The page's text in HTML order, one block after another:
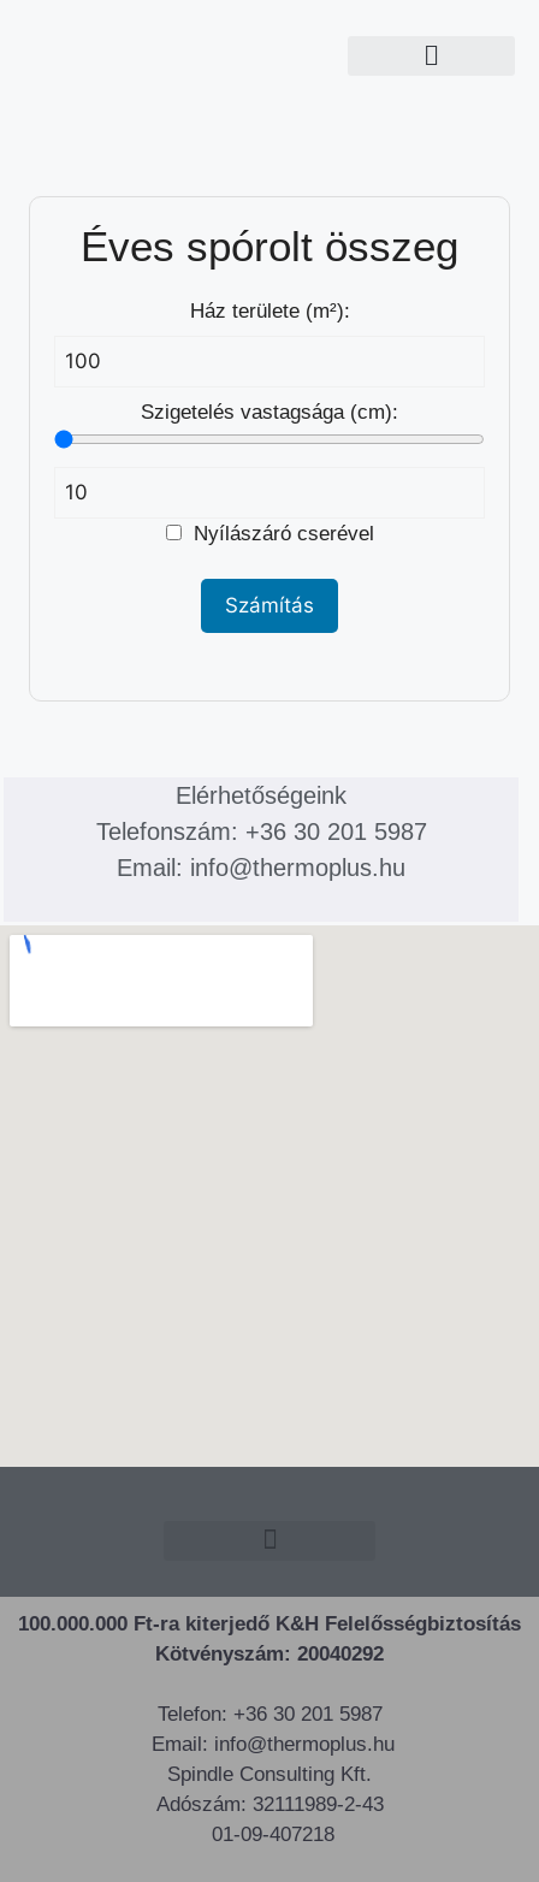
Éves spórolt összeg
Ház területe (m²):
Szigetelés vastagsága (cm):
Nyílászáró cserével
Számítás
Elérhetőségeink
Telefonszám: +36 30 201 5987
Email: info@thermoplus.hu
100.000.000 Ft-ra kiterjedő K&H Felelősségbiztosítás
Kötvényszám: 20040292
Telefon: +36 30 201 5987
Email: info@thermoplus.hu
Spindle Consulting Kft.
Adószám: 32111989-2-43
01-09-407218